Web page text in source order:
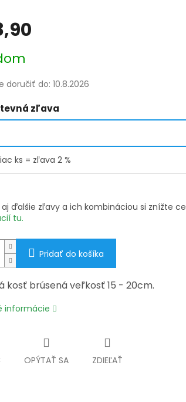
doručiť do: 10.8.2026
zľava
ks = zľava 2 %
ďalšie zľavy a ich kombináciou si znížte
tu.
Pridať do košíka
kosť brúsená veľkosť 15 - 20cm.
informácie
OPÝTAŤ SA ZDIEĽAŤ